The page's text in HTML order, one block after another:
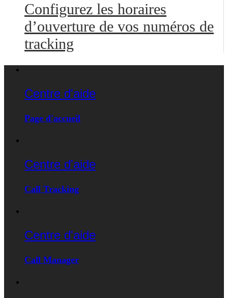
Configurez les horaires
d’ouverture de vos numéros de
tracking
Centre d'aide
Page d'accueil
Centre d'aide
Call Tracking
Centre d'aide
Call Manager